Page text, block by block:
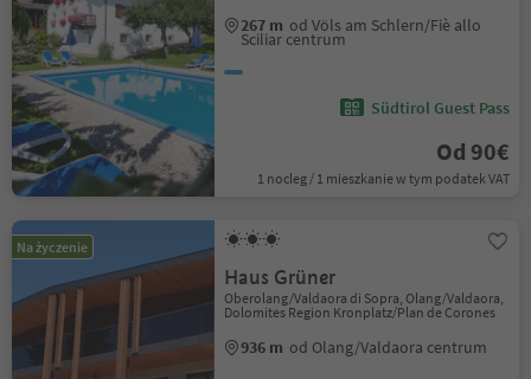
267 m od Völs am Schlern/Fiè allo
Sciliar centrum
Südtirol Guest Pass
Od 90€
1 nocleg / 1 mieszkanie w tym podatek VAT
Na życzenie
Haus Grüner
Oberolang/Valdaora di Sopra, Olang/Valdaora,
Dolomites Region Kronplatz/Plan de Corones
936 m od Olang/Valdaora centrum